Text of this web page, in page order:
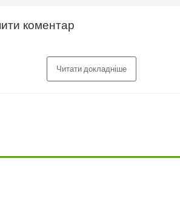
коментар
Читати докладніше